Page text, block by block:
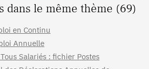
dans le même thème (69)
en Continu
Annuelle
Salariés : fichier Postes